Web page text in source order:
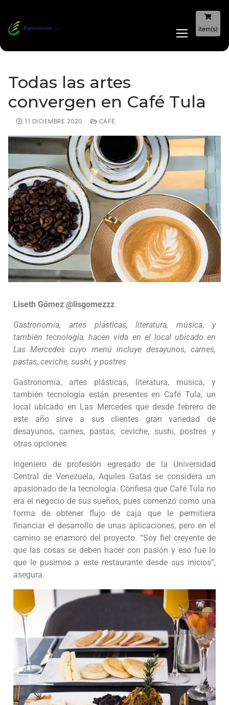
item(s)
Todas las artes
convergen en Café Tula
11 DICIEMBRE 2020 CAFÉ
Liseth Gómez @lisgomezzz
Gastronomía, artes plásticas, literatura, música, y
también tecnología, hacen vida en el local ubicado en
Las Mercedes cuyo menú incluye desayunos, carnes,
pastas, ceviche, sushi, y postres
Gastronomía, artes plásticas, literatura, música, y
también tecnología están presentes en Café Tula, un
local ubicado en Las Mercedes que desde febrero de
este año sirve a sus clientes gran variedad de
desayunos, carnes, pastas, ceviche, sushi, postres y
otras opciones.
Ingeniero de profesión egresado de la Universidad
Central de Venezuela, Aquiles Gatas se considera un
apasionado de la tecnología. Confiesa que Café Tula no
era el negocio de sus sueños, pues comenzó como una
forma de obtener flujo de caja que le permitiera
financiar el desarrollo de unas aplicaciones, pero en el
camino se enamoró del proyecto. “Soy fiel creyente de
que las cosas se deben hacer con pasión y eso fue lo
que le pusimos a este restaurante desde sus inicios”,
asegura.